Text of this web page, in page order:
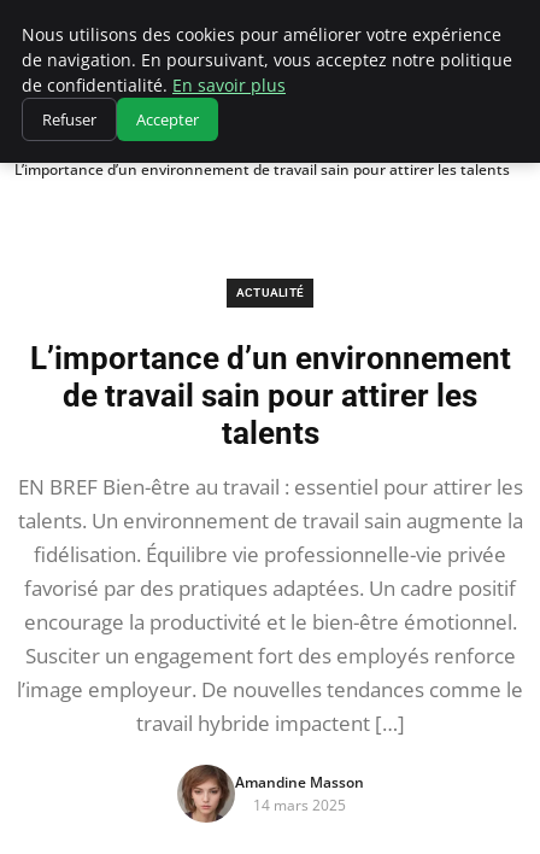
Chasseur De Tête
Accueil
Actualité
L’importance d’un environnement de travail sain pour attirer les talents
ACTUALITÉ
L’importance d’un environnement
de travail sain pour attirer les
talents
EN BREF Bien-être au travail : essentiel pour attirer les
talents. Un environnement de travail sain augmente la
fidélisation. Équilibre vie professionnelle-vie privée
favorisé par des pratiques adaptées. Un cadre positif
encourage la productivité et le bien-être émotionnel.
Susciter un engagement fort des employés renforce
l’image employeur. De nouvelles tendances comme le
travail hybride impactent […]
Amandine Masson
14 mars 2025
Nous utilisons des cookies pour améliorer votre expérience
de navigation. En poursuivant, vous acceptez notre politique
de confidentialité. En savoir plus
Refuser Accepter